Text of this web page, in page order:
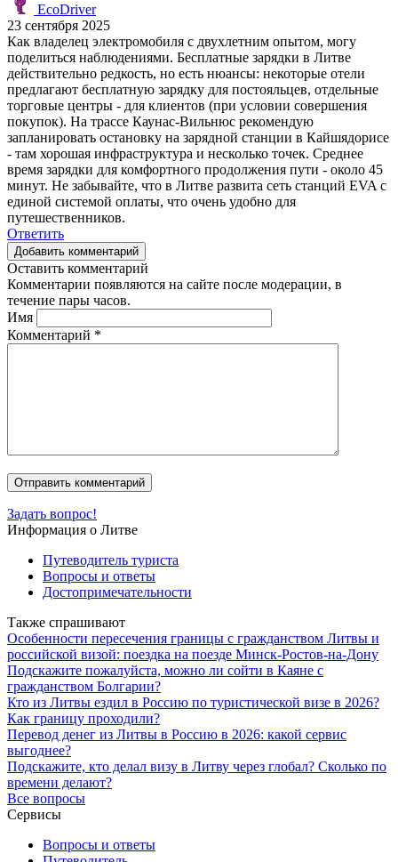
EcoDriver
23 сентября 2025
Как владелец электромобиля с двухлетним опытом, могу
поделиться наблюдениями. Бесплатные зарядки в Литве
действительно редкость, но есть нюансы: некоторые отели
предлагают бесплатную зарядку для постояльцев, отдельные
торговые центры - для клиентов (при условии совершения
покупок). На трассе Каунас-Вильнюс рекомендую
запланировать остановку на зарядной станции в Кайшядорисе
- там хорошая инфраструктура и несколько точек. Среднее
время зарядки для комфортного продолжения пути - около 45
минут. Не забывайте, что в Литве развита сеть станций EVA с
единой системой оплаты, что очень удобно для
путешественников.
Ответить
Добавить комментарий
Оставить комментарий
Комментарии появляются на сайте после модерации, в
течение пары часов.
Имя
Комментарий *
Задать вопрос!
Информация о Литве
Путеводитель туриста
Вопросы и ответы
Достопримечательности
Также спрашивают
Особенности пересечения границы с гражданством Литвы и
российской визой: поездка на поезде Минск-Ростов-на-Дону
Подскажите пожалуйста, можно ли сойти в Каяне с
гражданством Болгарии?
Кто из Литвы ездил в Россию по туристической визе в 2026?
Как границу проходили?
Перевод денег из Литвы в Россию в 2026: какой сервис
выгоднее?
Подскажите, кто делал визу в Литву через глобал? Сколько по
времени делают?
Все вопросы
Сервисы
Вопросы и ответы